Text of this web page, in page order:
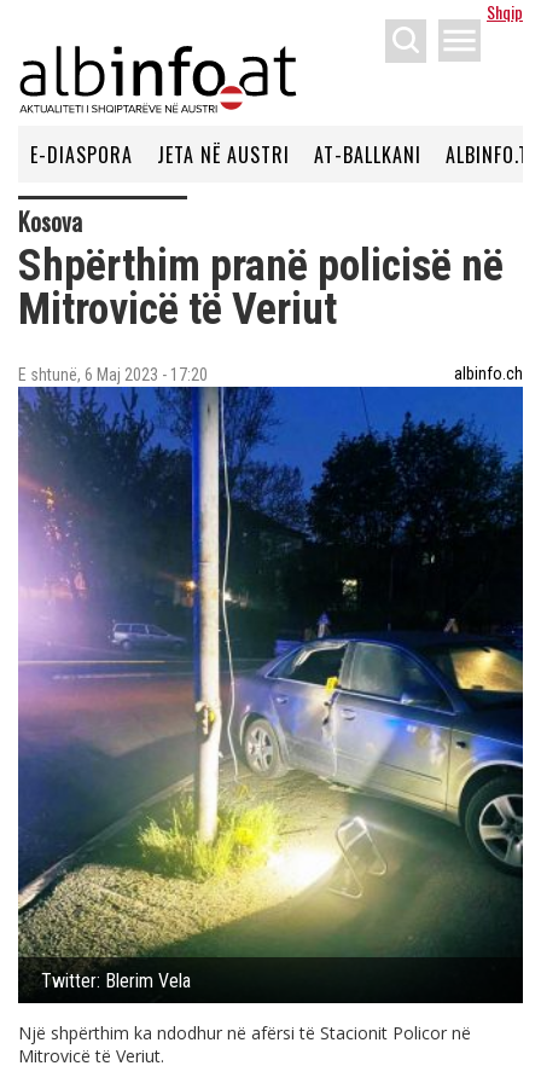
Shqip
menu
E-DIASPORA JETA NË AUSTRI AT-BALLKANI ALBINFO.TV
Kosova
Shpërthim pranë policisë në
Mitrovicë të Veriut
E shtunë, 6 Maj 2023 - 17:20 albinfo.ch
Twitter: Blerim Vela
Një shpërthim ka ndodhur në afërsi të Stacionit Policor në
Mitrovicë të Veriut.